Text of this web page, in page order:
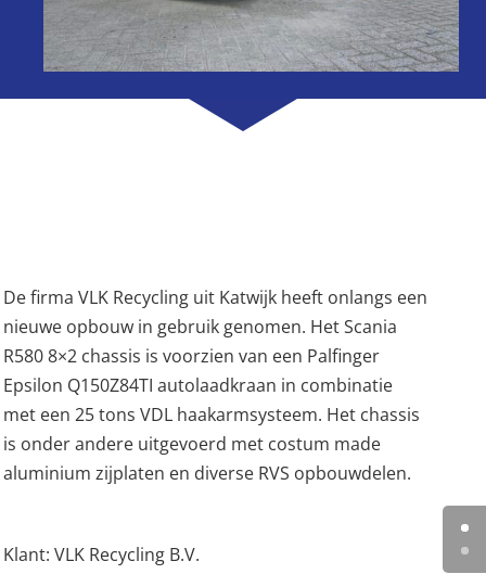
De firma VLK Recycling uit Katwijk heeft onlangs een
nieuwe opbouw in gebruik genomen. Het Scania
R580 8×2 chassis is voorzien van een Palfinger
Epsilon Q150Z84TI autolaadkraan in combinatie
met een 25 tons VDL haakarmsysteem. Het chassis
is onder andere uitgevoerd met costum made
aluminium zijplaten en diverse RVS opbouwdelen.
Klant: VLK Recycling B.V.